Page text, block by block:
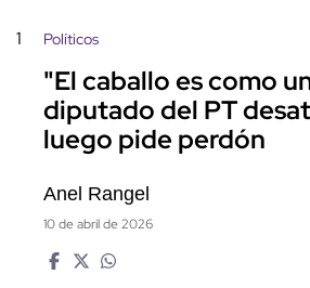
1 Políticos
"El caballo es como
diputado del PT
luego pide perdón
Anel Rangel
10 de abril de 2026